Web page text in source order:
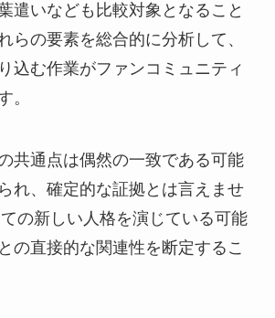
遣いなども比較対象となること
らの要素を総合的に分析して、
込む作業がファンコミュニティ
。
共通点は偶然の一致である可能
れ、確定的な証拠とは言えませ
の新しい人格を演じている可能
の直接的な関連性を断定するこ